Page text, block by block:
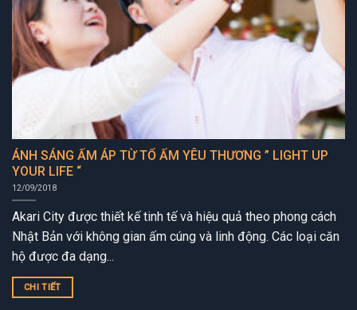
ÁNH SÁNG ẤM ÁP TỪ TỔ ẤM YÊU THƯƠNG ” LIGHT UP
YOUR LIFE “
12/09/2018
Akari City được thiết kế tinh tế và hiệu quả theo phong cách
Nhật Bản với không gian ấm cúng và linh động. Các loại căn
hộ được đa dạng...
CHI TIẾT